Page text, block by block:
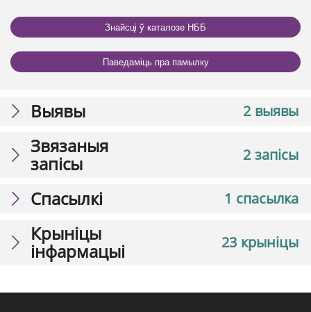
Знайсці ў каталозе НББ
Паведаміць пра памылку
2 выявы
Выявы
2 запісы
Звязаныя
запісы
1 спасылка
Спасылкі
23 крыніцы
Крыніцы
інфармацыі